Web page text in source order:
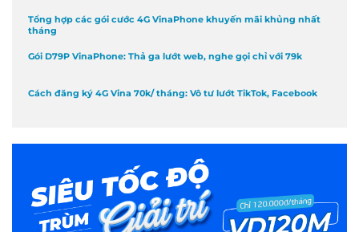
Tổng hợp các gói cước 4G VinaPhone khuyến mãi khủng nhất
tháng
Gói D79P VinaPhone: Thả ga lướt web, nghe gọi chỉ với 79k
Cách đăng ký 4G Vina 70k/ tháng: Vô tư lướt TikTok, Facebook